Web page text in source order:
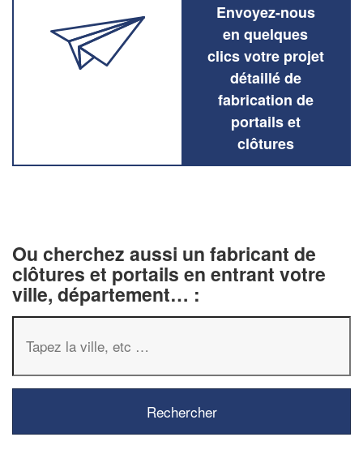
Envoyez-nous
en quelques
clics votre projet
détaillé de
fabrication de
portails et
clôtures
Ou cherchez aussi un fabricant de
clôtures et portails en entrant votre
ville, département… :